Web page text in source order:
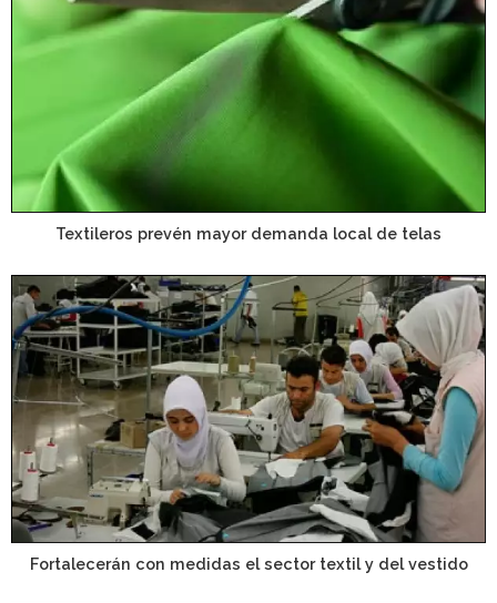
Textileros prevén mayor demanda local de telas
Fortalecerán con medidas el sector textil y del vestido